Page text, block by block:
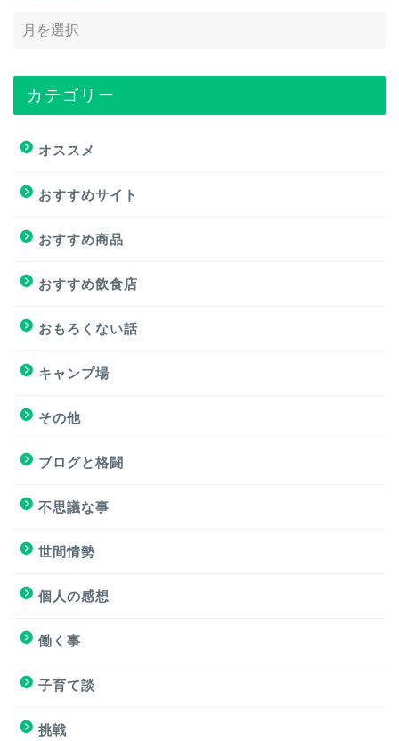
カテゴリー
オススメ
おすすめサイト
おすすめ商品
おすすめ飲食店
おもろくない話
キャンプ場
その他
ブログと格闘
不思議な事
世間情勢
個人の感想
働く事
子育て談
挑戦